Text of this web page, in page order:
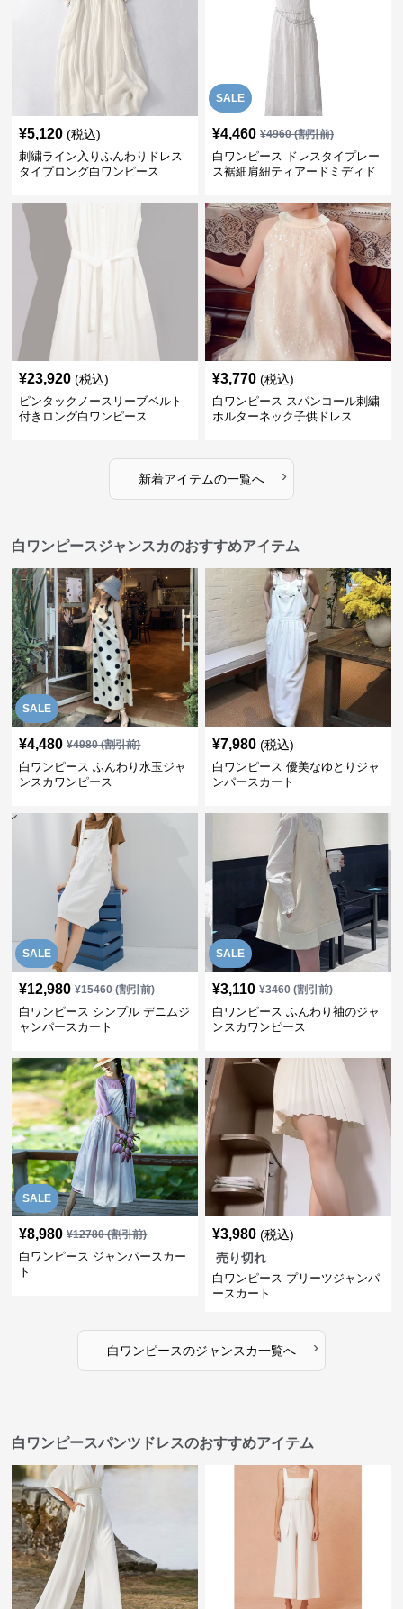
¥5,120 (税込)
刺繍ライン入りふんわりドレス
タイプロング白ワンピース
SALE
¥4,460 ¥4960(割引前)
白ワンピース ドレスタイプレー
ス裾細肩紐ティアードミディド
¥23,920 (税込)
ピンタックノースリーブベルト
付きロング白ワンピース
¥3,770 (税込)
白ワンピース スパンコール刺繍
ホルターネック子供ドレス
新着アイテムの一覧へ ›
白ワンピースジャンスカのおすすめアイテム
SALE
¥4,480 ¥4980(割引前)
白ワンピース ふんわり水玉ジャ
ンスカワンピース
¥7,980 (税込)
白ワンピース 優美なゆとりジャ
ンパースカート
SALE
¥12,980 ¥15460(割引前)
白ワンピース シンプル デニムジ
ャンパースカート
SALE
¥3,110 ¥3460(割引前)
白ワンピース ふんわり袖のジャ
ンスカワンピース
SALE
¥8,980 ¥12780(割引前)
白ワンピース ジャンパースカー
ト
¥3,980 (税込)
売り切れ
白ワンピース プリーツジャンパ
ースカート
白ワンピースのジャンスカ一覧へ ›
白ワンピースパンツドレスのおすすめアイテム